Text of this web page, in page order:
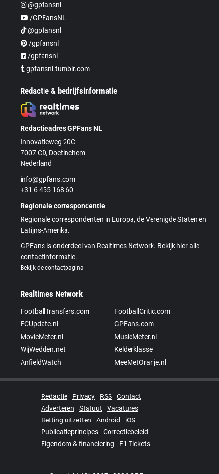
@gpfansnl
/GPFansNL
@gpfansnl
/gpfansnl
/gpfansnl
gpfansnl.tumblr.com
Redactie & bedrijfsinformatie
Redactieadres GPFans NL
Innovatieweg 20C
7007 CD, Doetinchem
Nederland
info@gpfans.com
+31 6 455 168 60
Regionale correspondentie
Regionale correspondenten in Europa, de Verenigde Staten en
Latijns-Amerika.
GPFans is onderdeel van Realtimes Network. Bekijk hier alle
contactinformatie.
Bekijk de contactpagina
Realtimes Network
FootballTransfers.com
FootballCritic.com
FCUpdate.nl
GPFans.com
MovieMeter.nl
MusicMeter.nl
WijWedden.net
Kelderklasse
AnfieldWatch
MeeMetOranje.nl
Redactie Privacy RSS
Contact
Adverteren
Statuut
Vacatures
Betting uitzetten
Android
iOS
Publicatieprincipes
Correctiebeleid
Eigendom & financiering
F1 Tickets